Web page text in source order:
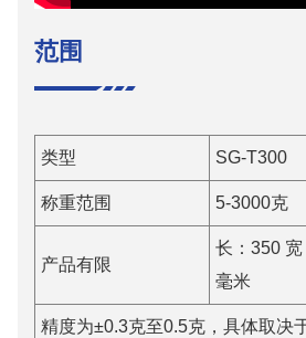
范围
类型 SG-T300
称重范围 5-3000克
产品有限
长：350
毫米
精度为±0.3克至0.5克，具体取决